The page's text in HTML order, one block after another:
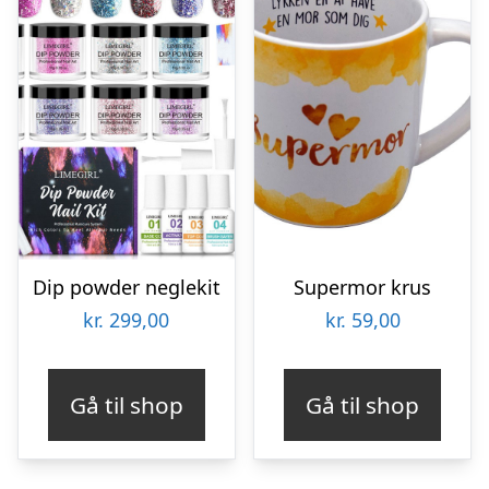
Dip powder neglekit
kr. 299,00
Gå til shop
Supermor krus
kr. 59,00
Gå til shop